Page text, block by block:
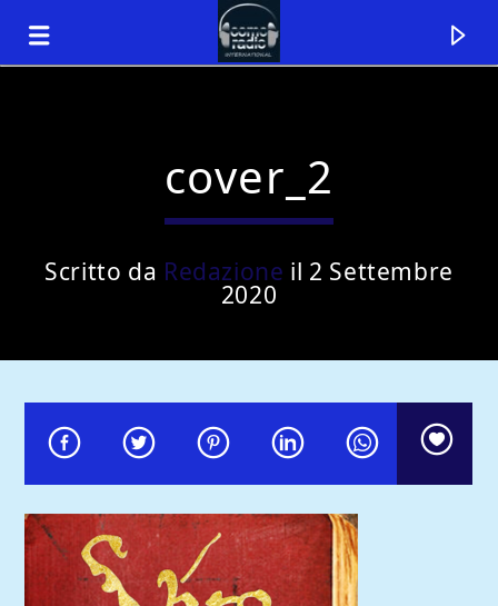
Titolo
Artista
cover_2
Scritto da Redazione il 2 Settembre
2020